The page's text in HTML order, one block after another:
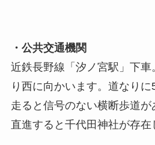
・公共交通機関
近鉄長野線「汐ノ宮駅」下
り西に向かいます。道なり
走ると信号のない横断歩道
直進すると千代田神社が存在